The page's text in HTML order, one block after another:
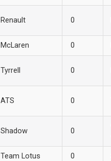
Renault 0
McLaren 0
Tyrrell 0
ATS 0
Shadow 0
Team Lotus 0